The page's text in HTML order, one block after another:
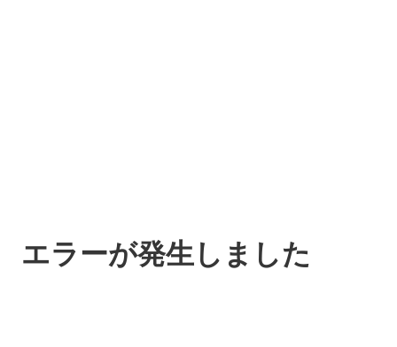
エラーが発生しました